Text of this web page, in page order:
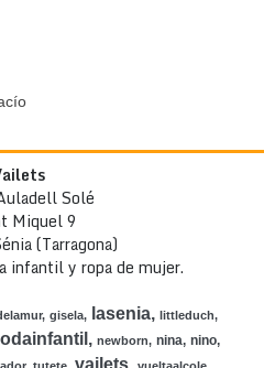
Solé
Miquel 9
(Tarragona)
infantil y ropa de mujer.
gisela lasenia littleduch
newborn nina nino